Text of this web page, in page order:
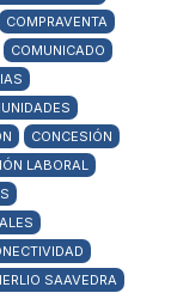
COMPRAVENTA
COMUNICADO
CONCESIÓN
LABORAL
SAAVEDRA